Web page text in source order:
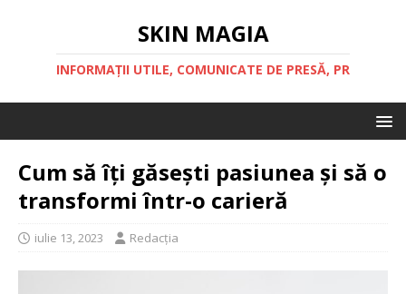
SKIN MAGIA
INFORMAȚII UTILE, COMUNICATE DE PRESĂ, PR
Cum să îți găsești pasiunea și să o
transformi într-o carieră
iulie 13, 2023 Redacția